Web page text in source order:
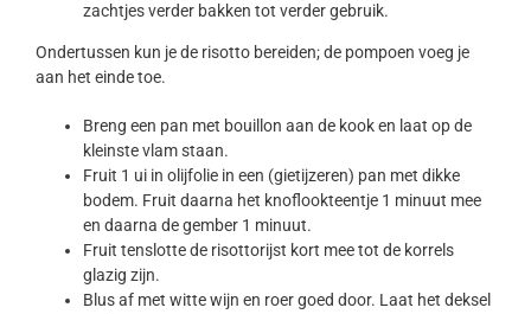
zachtjes verder bakken tot verder gebruik.
Ondertussen kun je de risotto bereiden; de pompoen voeg je
aan het einde toe.
Breng een pan met bouillon aan de kook en laat op de
kleinste vlam staan.
Fruit 1 ui in olijfolie in een (gietijzeren) pan met dikke
bodem. Fruit daarna het knoflookteentje 1 minuut mee
en daarna de gember 1 minuut.
Fruit tenslotte de risottorijst kort mee tot de korrels
glazig zijn.
Blus af met witte wijn en roer goed door. Laat het deksel